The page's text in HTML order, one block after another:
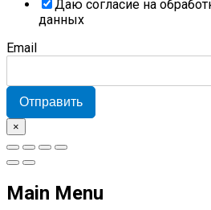
Даю согласие на
данных
Email
Отправить
×
Main Menu